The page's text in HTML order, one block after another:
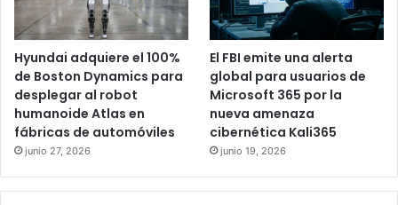
Hyundai adquiere el 100%
de Boston Dynamics para
desplegar al robot
humanoide Atlas en
fábricas de automóviles
junio 27, 2026
El FBI emite una alerta
global para usuarios de
Microsoft 365 por la
nueva amenaza
cibernética Kali365
junio 19, 2026